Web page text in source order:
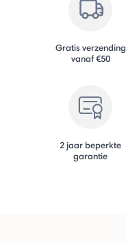
Gratis verzending
vanaf €50
2 jaar beperkte
garantie